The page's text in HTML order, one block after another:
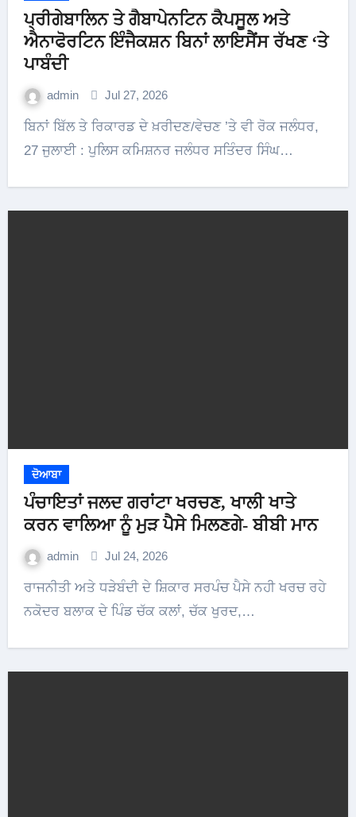
ਪ੍ਰੀਗੇਬਾਲਿਨ ਤੇ ਗੈਬਾਪੇਨਟਿਨ ਕੈਪਸੂਲ ਅਤੇ
ਐਨਾਫੋਰਟਿਨ ਇੰਜੈਕਸ਼ਨ ਬਿਨਾਂ ਲਾਇਸੈਂਸ ਰੱਖਣ ‘ਤੇ
ਪਾਬੰਦੀ
admin Jul 27, 2026
ਬਿਨਾਂ ਬਿੱਲ ਤੇ ਰਿਕਾਰਡ ਦੇ ਖ਼ਰੀਦਣ/ਵੇਚਣ ’ਤੇ ਵੀ ਰੋਕ ਜਲੰਧਰ,
27 ਜੁਲਾਈ : ਪੁਲਿਸ ਕਮਿਸ਼ਨਰ ਜਲੰਧਰ ਸਤਿੰਦਰ ਸਿੰਘ…
ਦੋਆਬਾ
ਪੰਚਾਇਤਾਂ ਜਲਦ ਗਰਾਂਟਾ ਖਰਚਣ, ਖਾਲੀ ਖਾਤੇ
ਕਰਨ ਵਾਲਿਆ ਨੂੰ ਮੁੜ ਪੈਸੇ ਮਿਲਣਗੇ- ਬੀਬੀ ਮਾਨ
admin Jul 24, 2026
ਰਾਜਨੀਤੀ ਅਤੇ ਧੜੇਬੰਦੀ ਦੇ ਸ਼ਿਕਾਰ ਸਰਪੰਚ ਪੈਸੇ ਨਹੀ ਖਰਚ ਰਹੇ
ਨਕੋਦਰ ਬਲਾਕ ਦੇ ਪਿੰਡ ਚੱਕ ਕਲਾਂ, ਚੱਕ ਖੁਰਦ,…